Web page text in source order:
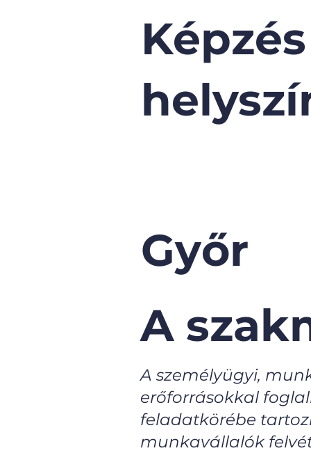
Képzés
Győr
A
A személyügyi,
erőforrásokkal
feladatkörébe
munkavállalók